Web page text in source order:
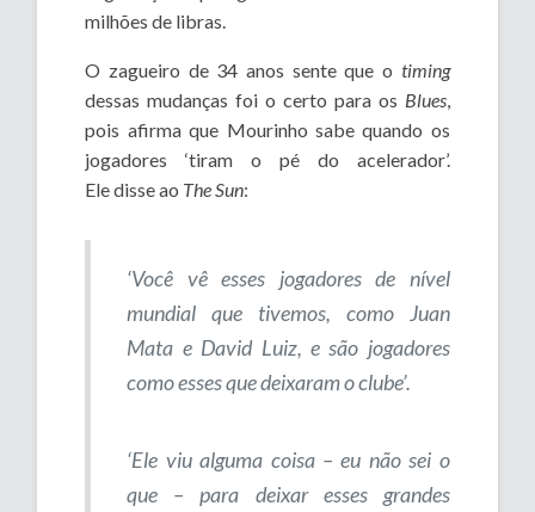
milhões de libras.
O zagueiro de 34 anos sente que o timing
dessas mudanças foi o certo para os Blues,
pois afirma que Mourinho sabe quando os
jogadores ‘tiram o pé do acelerador’.
Ele disse ao The Sun:
‘Você vê esses jogadores de nível
mundial que tivemos, como Juan
Mata e David Luiz, e são jogadores
como esses que deixaram o clube’.
‘Ele viu alguma coisa – eu não sei o
que – para deixar esses grandes